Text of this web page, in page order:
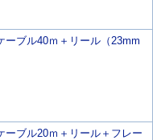
ブル40ｍ＋リール（23mm
ブル20ｍ＋リール＋フレー